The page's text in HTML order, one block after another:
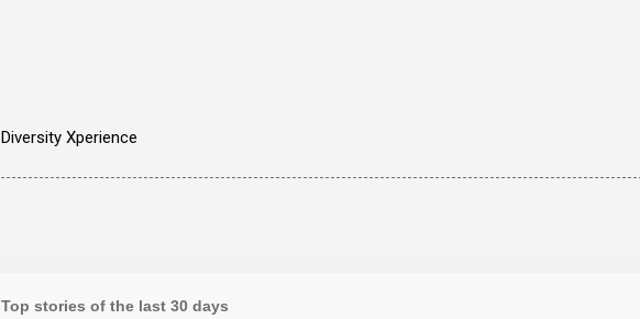
Diversity Xperience
Top stories of the last 30 days